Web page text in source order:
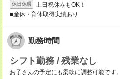
休日休暇
土日祝休みもOK！
■産休・育休取得実績あり
勤務時間
シフト勤務 / 残業なし
お子さんの予定にも柔軟に調整可能です。